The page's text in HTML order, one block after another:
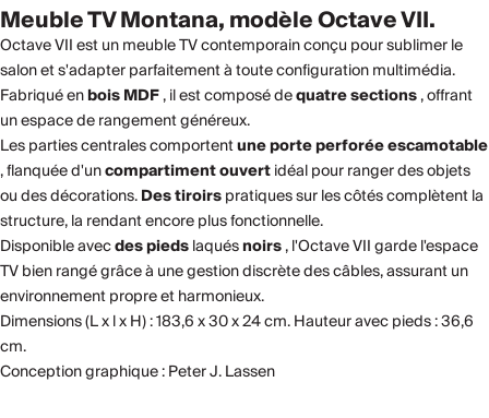
Meuble TV Montana, modèle Octave VII.
Octave VII est un meuble TV contemporain conçu pour sublimer le
salon et s'adapter parfaitement à toute configuration multimédia.
Fabriqué enbois MDF, il est composé dequatre sections, offrant
un espace de rangement généreux.
Les parties centrales comportentune porte perforée escamotable
, flanquée d'uncompartiment ouvertidéal pour ranger des objets
ou des décorations.Des tiroirspratiques sur les côtés complètent la
structure, la rendant encore plus fonctionnelle.
Disponible avecdes piedslaquésnoirs, l'Octave VII garde l'espace
TV bien rangé grâce à une gestion discrète des câbles, assurant un
environnement propre et harmonieux.
Dimensions (L x l x H) : 183,6 x 30 x 24 cm. Hauteur avec pieds : 36,6
cm.
Conception graphique : Peter J. Lassen